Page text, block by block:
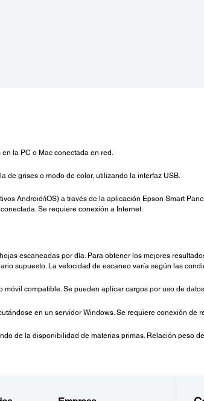
la PC o Mac conectada en red.
de grises o modo de color, utilizando la interfaz USB.
Android/iOS) a través de la aplicación Epson Smart
Se requiere conexión a Internet.
escaneadas por día. Para obtener los mejores
supuesto. La velocidad de escaneo varía según las
compatible. Se pueden aplicar cargos por uso de
en un servidor Windows. Se requiere conexión de
de la disponibilidad de materias primas. Relación peso